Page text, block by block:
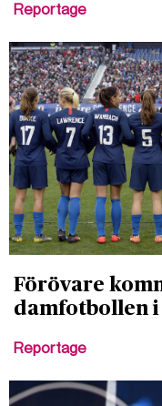
Reportage
Förövare
damfotbollen i
Reportage